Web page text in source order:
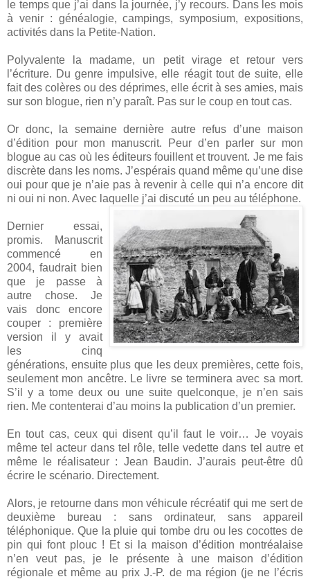
le temps que j’ai dans la journée, j’y recours. Dans les mois
à venir : généalogie, campings, symposium, expositions,
activités dans la Petite-Nation.
Polyvalente la madame, un petit virage et retour vers
l’écriture. Du genre impulsive, elle réagit tout de suite, elle
fait des colères ou des déprimes, elle écrit à ses amies, mais
sur son blogue, rien n’y paraît. Pas sur le coup en tout cas.
Or donc, la semaine dernière autre refus d’une maison
d’édition pour mon manuscrit. Peur d’en parler sur mon
blogue au cas où les éditeurs fouillent et trouvent. Je me fais
discrète dans les noms. J’espérais quand même qu’une dise
oui pour que je n’aie pas à revenir à celle qui n’a encore dit
ni oui ni non. Avec laquelle j’ai discuté un peu au téléphone.
Dernier essai,
promis. Manuscrit
commencé en
2004, faudrait bien
que je passe à
autre chose. Je
vais donc encore
couper : première
version il y avait
les cinq
générations, ensuite plus que les deux premières, cette fois,
seulement mon ancêtre. Le livre se terminera avec sa mort.
S’il y a tome deux ou une suite quelconque, je n’en sais
rien. Me contenterai d’au moins la publication d’un premier.
En tout cas, ceux qui disent qu’il faut le voir… Je voyais
même tel acteur dans tel rôle, telle vedette dans tel autre et
même le réalisateur : Jean Baudin. J’aurais peut-être dû
écrire le scénario. Directement.
Alors, je retourne dans mon véhicule récréatif qui me sert de
deuxième bureau : sans ordinateur, sans appareil
téléphonique. Que la pluie qui tombe dru ou les cocottes de
pin qui font plouc ! Et si la maison d’édition montréalaise
n’en veut pas, je le présente à une maison d’édition
régionale et même au prix J.-P. de ma région (je ne l’écris